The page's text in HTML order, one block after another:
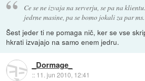
Ce se ne izvaja na serverju, se pa na
jedrne masine, pa se bomo jokali za par ms.
Šest jeder ti ne pomaga nič, ker se vse
hkrati izvajajo na samo enem jedru.
_Dormage_
:: 11. jun 2010, 12:41